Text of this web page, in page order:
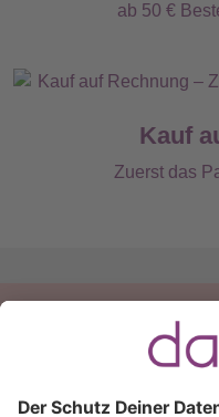
ab 50 €
Kauf
Zuerst das
Du
+49
schreib